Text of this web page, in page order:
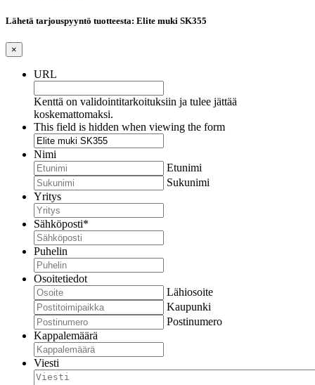
Lähetä tarjouspyyntö tuotteesta: Elite muki SK355
×
URL
Kenttä on validointitarkoituksiin ja tulee jättää
koskemattomaksi.
This field is hidden when viewing the form
Nimi
Etunimi
Sukunimi
Yritys
Sähköposti*
Puhelin
Osoitetiedot
Lähiosoite
Kaupunki
Postinumero
Kappalemäärä
Viesti